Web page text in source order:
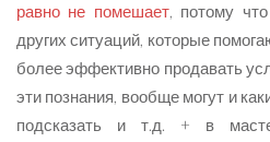
равно не помешает, потому
других ситуаций, которые
более эффективно продавать
эти познания, вообще могут и
подсказать и т.д. + в